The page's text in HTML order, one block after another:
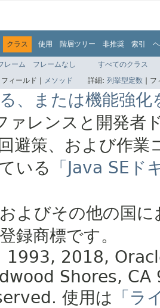
クラス 使用 階層ツリー 非推奨 索引
レーム フレームなし
すべてのクラス
フィールド | メソッド 詳細: 列挙型定数 | フ
、または機能強化
ァレンスと開発者
避策、および作
いる
「Java SE
よびその他の国
録商標です。
2018,
Shores, CA
使用は 「ラ